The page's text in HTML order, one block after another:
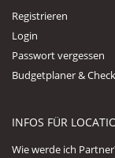
Registrieren
Login
Passwort vergessen
Budgetplaner &
INFOS FÜR
Wie werde ich